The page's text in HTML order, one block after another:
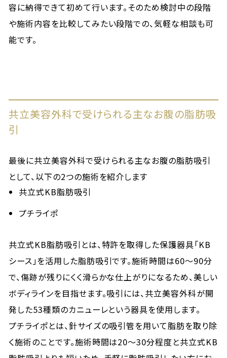
容に納得できて初めて行います。そのため検討中の段階
や施術内容を比較してみたい段階での、気軽な相談も可
能です。
共立美容外科で受けられる主なお腹の脂肪吸
引
最後に共立美容外科で受けられる主なお腹の脂肪吸引
として、以下の2つの施術を紹介します
共立式KB脂肪吸引
プチライポ
共立式KB脂肪吸引とは、特許を取得した保護器具「KB
シース」を活用した脂肪吸引です。施術時間は60～90分
で、傷跡が残りにくく滑らかな仕上がりになるため、美しい
ボディラインを目指せます。吸引には、共立美容外科が開
発した53種類のカニューレという器具を使用します。
プチライポとは、針サイズの吸引管を用いて脂肪を取り除
く施術のことです。施術時間は20～30分程度と共立式KB